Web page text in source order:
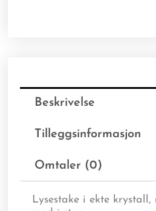
Beskrivelse
Tilleggsinformasjon
Omtaler (0)
Lysestake i ekte